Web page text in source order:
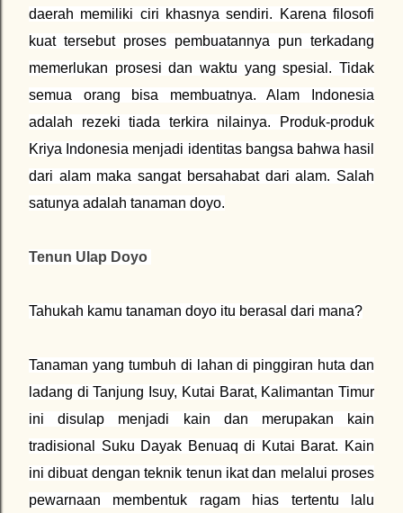
daerah memiliki ciri khasnya sendiri. Karena filosofi
kuat tersebut proses pembuatannya pun terkadang
memerlukan prosesi dan waktu yang spesial. Tidak
semua orang bisa membuatnya. Alam Indonesia
adalah rezeki tiada terkira nilainya. Produk-produk
Kriya Indonesia menjadi identitas bangsa bahwa hasil
dari alam maka sangat bersahabat dari alam. Salah
satunya adalah tanaman doyo.
Tenun Ulap Doyo
Tahukah kamu tanaman doyo itu berasal dari mana?
Tanaman yang tumbuh di lahan di pinggiran huta dan
ladang di Tanjung Isuy, Kutai Barat, Kalimantan Timur
ini disulap menjadi kain dan merupakan kain
tradisional Suku Dayak Benuaq di Kutai Barat. Kain
ini dibuat dengan teknik tenun ikat dan melalui proses
pewarnaan membentuk ragam hias tertentu lalu